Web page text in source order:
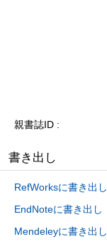
親書誌ID
書き出し
RefWorksに書き出し
EndNoteに書き出し
Mendeleyに書き出し